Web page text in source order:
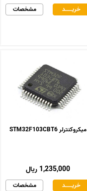
مشخصات خریـــــــد
میکروکنترلر STM32F103CBT6
1,235,000 ریال
مشخصات خریـــــــد